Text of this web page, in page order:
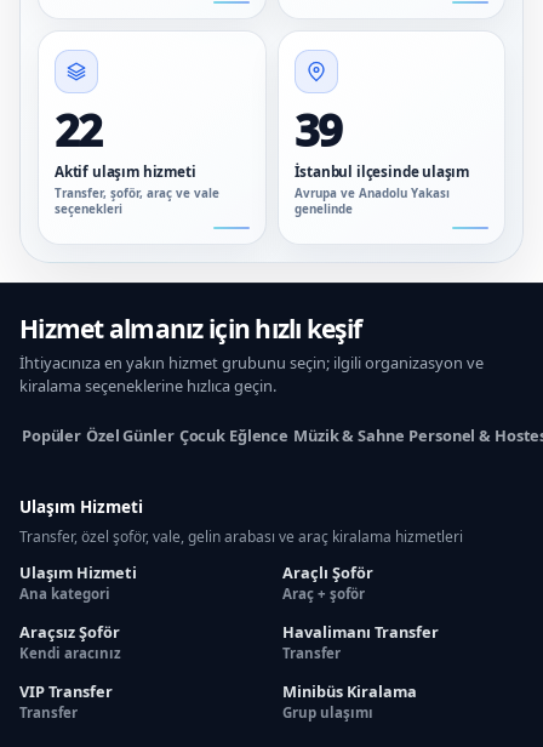
22
Aktif ulaşım hizmeti
Transfer, şoför, araç ve vale
seçenekleri
39
İstanbul ilçesinde ulaşım
Avrupa ve Anadolu Yakası
genelinde
Hizmet almanız için hızlı keşif
İhtiyacınıza en yakın hizmet grubunu seçin; ilgili organizasyon ve
kiralama seçeneklerine hızlıca geçin.
Popüler Özel Günler Çocuk Eğlence Müzik & Sahne Personel &
Ulaşım Hizmeti
Transfer, özel şoför, vale, gelin arabası ve araç kiralama hizmetleri
Ulaşım Hizmeti
Ana kategori
Araçlı Şoför
Araç + şoför
Araçsız Şoför
Kendi aracınız
Havalimanı Transfer
Transfer
VIP Transfer
Transfer
Minibüs Kiralama
Grup ulaşımı